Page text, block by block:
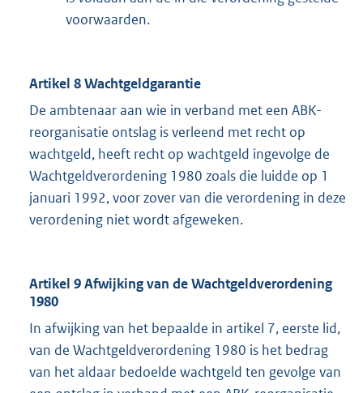
voorwaarden.
Artikel 8 Wachtgeldgarantie
De ambtenaar aan wie in verband met een ABK-
reorganisatie ontslag is verleend met recht op
wachtgeld, heeft recht op wachtgeld ingevolge de
Wachtgeldverordening 1980 zoals die luidde op 1
januari 1992, voor zover van die verordening in deze
verordening niet wordt afgeweken.
Artikel 9 Afwijking van de Wachtgeldverordening
1980
In afwijking van het bepaalde in artikel 7, eerste lid,
van de Wachtgeldverordening 1980 is het bedrag
van het aldaar bedoelde wachtgeld ten gevolge van